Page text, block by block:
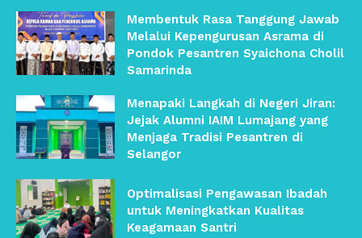
Membentuk Rasa Tanggung Jawab
Melalui Kepengurusan Asrama di
Pondok Pesantren Syaichona Cholil
Samarinda
Menapaki Langkah di Negeri Jiran:
Jejak Alumni IAIM Lumajang yang
Menjaga Tradisi Pesantren di
Selangor
Optimalisasi Pengawasan Ibadah
untuk Meningkatkan Kualitas
Keagamaan Santri